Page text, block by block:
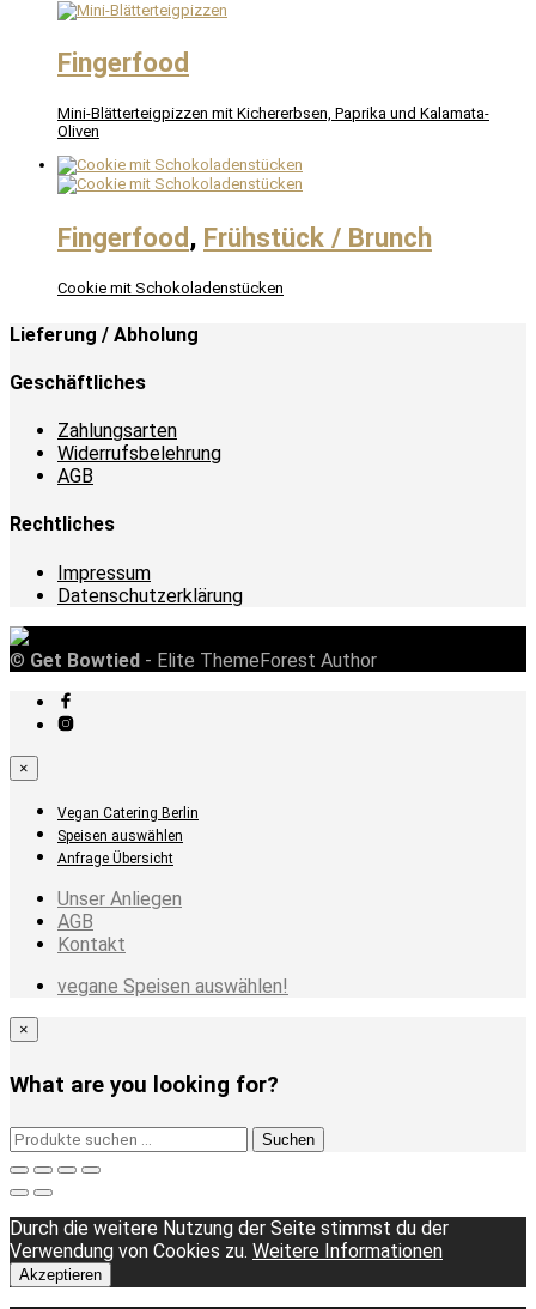
Fingerfood
Mini-Blätterteigpizzen mit Kichererbsen, Paprika und Kalamata-
Oliven
Fingerfood, Frühstück / Brunch
Cookie mit Schokoladenstücken
Lieferung / Abholung
Geschäftliches
Zahlungsarten
Widerrufsbelehrung
AGB
Rechtliches
Impressum
Datenschutzerklärung
© Get Bowtied - Elite ThemeForest Author
×
Vegan Catering Berlin
Speisen auswählen
Anfrage Übersicht
Unser Anliegen
AGB
Kontakt
vegane Speisen auswählen!
×
What are you looking for?
Suchen
Suchen
Durch die weitere Nutzung der Seite stimmst du der
Verwendung von Cookies zu. Weitere Informationen
Akzeptieren